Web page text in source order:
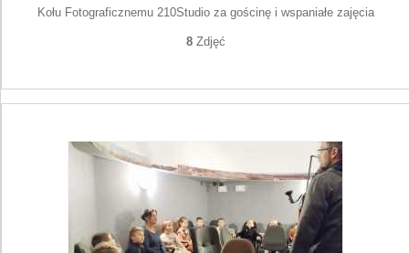
Kołu Fotograficznemu 210Studio za gościnę i wspaniałe zajęcia
8Zdjęć